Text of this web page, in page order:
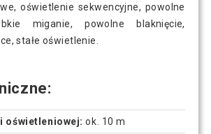
oświetlenie sekwencyjne, powolne
miganie, powolne blaknięcie,
stałe oświetlenie.
oświetleniowej: ok. 10 m